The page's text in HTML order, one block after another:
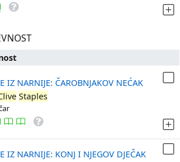
IZ NARNIJE: ČAROBNJAKOV NEĆAK
Staples
IZ NARNIJE: KONJ I NJEGOV DJEČAK